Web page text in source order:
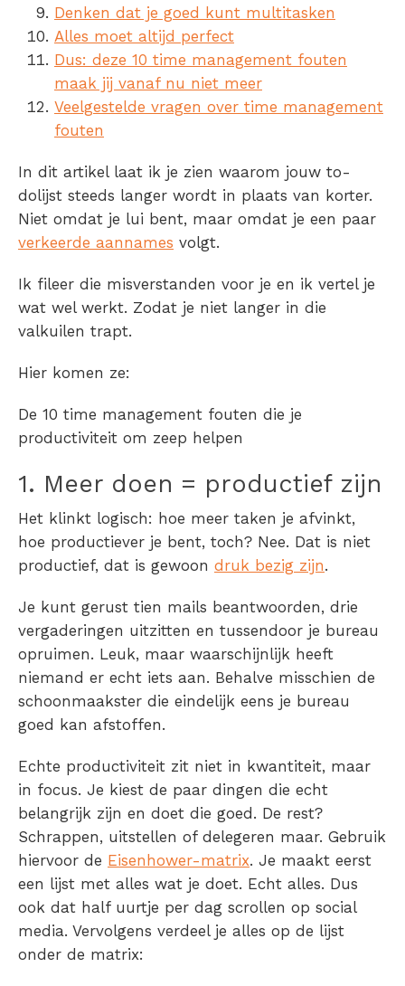
Denken dat je goed kunt multitasken
Alles moet altijd perfect
Dus: deze 10 time management fouten
maak jij vanaf nu niet meer
Veelgestelde vragen over time management
fouten
In dit artikel laat ik je zien waarom jouw to-
dolijst steeds langer wordt in plaats van korter.
Niet omdat je lui bent, maar omdat je een paar
verkeerde aannames volgt.
Ik fileer die misverstanden voor je en ik vertel je
wat wel werkt. Zodat je niet langer in die
valkuilen trapt.
Hier komen ze:
De 10 time management fouten die je
productiviteit om zeep helpen
1. Meer doen = productief zijn
Het klinkt logisch: hoe meer taken je afvinkt,
hoe productiever je bent, toch? Nee. Dat is niet
productief, dat is gewoon druk bezig zijn.
Je kunt gerust tien mails beantwoorden, drie
vergaderingen uitzitten en tussendoor je bureau
opruimen. Leuk, maar waarschijnlijk heeft
niemand er echt iets aan. Behalve misschien de
schoonmaakster die eindelijk eens je bureau
goed kan afstoffen.
Echte productiviteit zit niet in kwantiteit, maar
in focus. Je kiest de paar dingen die echt
belangrijk zijn en doet die goed. De rest?
Schrappen, uitstellen of delegeren maar. Gebruik
hiervoor de Eisenhower-matrix. Je maakt eerst
een lijst met alles wat je doet. Echt alles. Dus
ook dat half uurtje per dag scrollen op social
media. Vervolgens verdeel je alles op de lijst
onder de matrix: